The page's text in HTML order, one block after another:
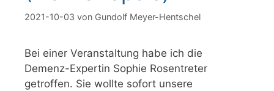
2021-10-03 von Gundolf Meyer-Hentschel
Bei einer Veranstaltung habe ich die
Demenz-Expertin Sophie Rosentreter
getroffen. Sie wollte sofort unsere